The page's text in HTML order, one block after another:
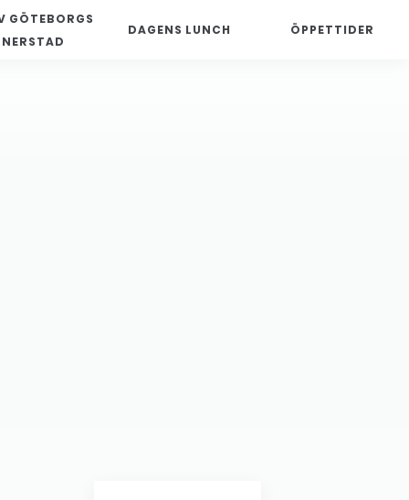
GÖTEBORGS
DAGENS LUNCH ÖPPETTIDER